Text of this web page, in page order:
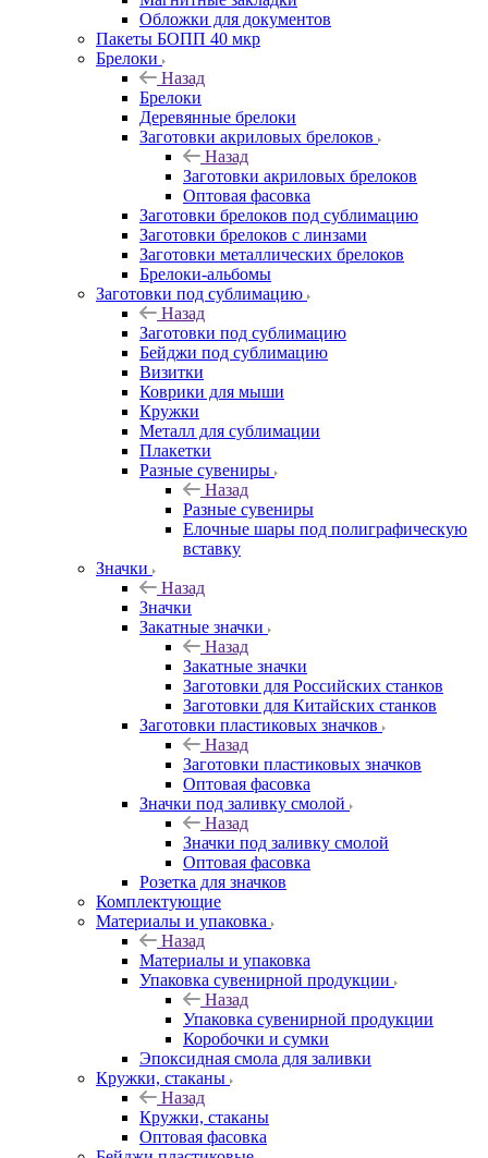
Обложки для документов
Пакеты БОПП 40 мкр
Брелоки
Назад
Брелоки
Деревянные брелоки
Заготовки акриловых брелоков
Назад
Заготовки акриловых брелоков
Оптовая фасовка
Заготовки брелоков под сублимацию
Заготовки брелоков с линзами
Заготовки металлических брелоков
Брелоки-альбомы
Заготовки под сублимацию
Назад
Заготовки под сублимацию
Бейджи под сублимацию
Визитки
Коврики для мыши
Кружки
Металл для сублимации
Плакетки
Разные сувениры
Назад
Разные сувениры
Елочные шары под полиграфическую
вставку
Значки
Назад
Значки
Закатные значки
Назад
Закатные значки
Заготовки для Российских станков
Заготовки для Китайских станков
Заготовки пластиковых значков
Назад
Заготовки пластиковых значков
Оптовая фасовка
Значки под заливку смолой
Назад
Значки под заливку смолой
Оптовая фасовка
Розетка для значков
Комплектующие
Материалы и упаковка
Назад
Материалы и упаковка
Упаковка сувенирной продукции
Назад
Упаковка сувенирной продукции
Коробочки и сумки
Эпоксидная смола для заливки
Кружки, стаканы
Назад
Кружки, стаканы
Оптовая фасовка